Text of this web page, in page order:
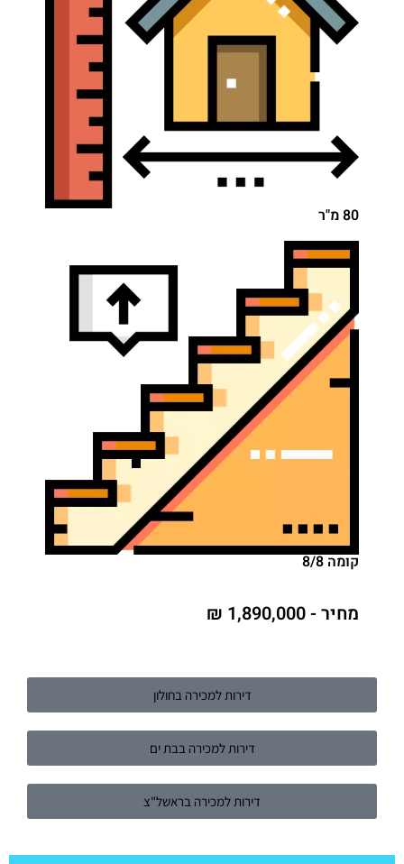
80 מ"ר
קומה 8/8
מחיר - 1,890,000 ₪
דירות למכירה בחולון
דירות למכירה בבת ים
דירות למכירה בראשל"צ